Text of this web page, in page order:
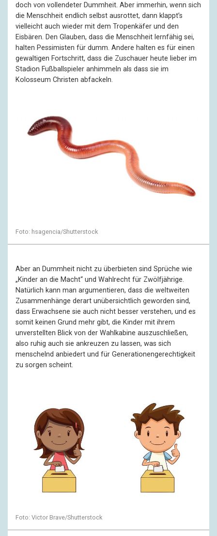
doch von vollendeter Dummheit. Aber immerhin, wenn sich
die Menschheit endlich selbst ausrottet, dann klappt’s
vielleicht auch wieder mit dem Tropenkäfer und den
Eisbären. Den Glauben, dass die Menschheit lernfähig sei,
halten Pessimisten für dumm. Andere halten es für einen
gewaltigen Fortschritt, dass die Zuschauer heute lieber im
Stadion Fußballspieler anhimmeln als dass sie im
Kolosseum Christen abfackeln.
Foto: hsagencia/Shutterstock
Aber an Dummheit nicht zu überbieten sind Sprüche wie
„Kinder an die Macht“ und Wahlrecht für Zwölfjährige.
Natürlich kann man argumentieren, dass die weltweiten
Zusammenhänge derart unübersichtlich geworden sind,
dass Erwachsene sie auch nicht besser verstehen, und es
somit keinen Grund mehr gibt, die Kinder mit ihrem
unverstellten Blick von der Wahlkabine auszuschließen,
also ruhig auch sie ankreuzen zu lassen, was sich
menschelnd anbiedert und für Generationengerechtigkeit
zu sorgen scheint.
Foto: Victor Brave/Shutterstock